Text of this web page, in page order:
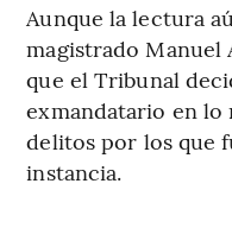
Aunque la lectura
magistrado
que el Tribunal
exmandatario en lo
delitos por los que
instancia.